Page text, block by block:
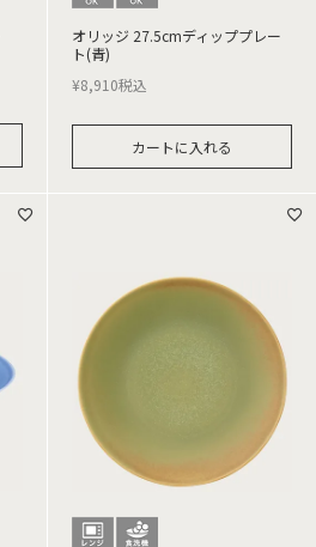
オリッジ 27.5cmディッププレー
ト(青)
¥8,910税込
カートに入れる